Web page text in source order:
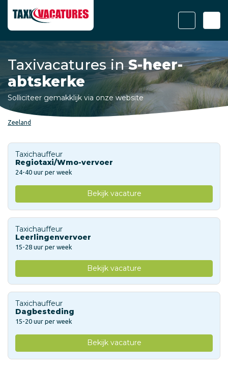
Taxivacatures inS-heer-
abtskerke
Solliciteer gemakklijk via onze website
Zeeland
Taxichauffeur
Regiotaxi/Wmo-vervoer
24-40 uur per week
Bekijk vacature
Taxichauffeur
Leerlingenvervoer
15-28 uur per week
Bekijk vacature
Taxichauffeur
Dagbesteding
15-20 uur per week
Bekijk vacature